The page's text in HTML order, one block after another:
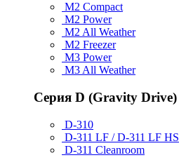
M2 Compact
M2 Power
M2 All Weather
M2 Freezer
M3 Power
M3 All Weather
Серия D (Gravity Drive)
D-310
D-311 LF / D-311 LF HS
D-311 Cleanroom